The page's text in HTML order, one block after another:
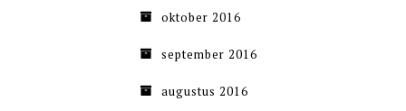
oktober 2016
september 2016
augustus 2016